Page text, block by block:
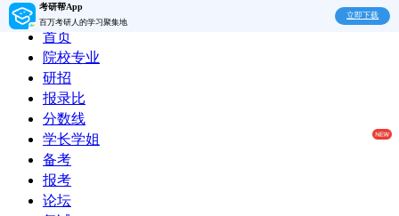
考研帮App
百万考研人的学习聚集地
立即下载
首页
院校专业
研招
报录比
分数线
学长学姐
备考
报考
论坛